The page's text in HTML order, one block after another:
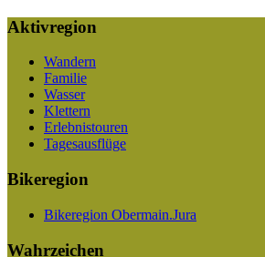
Aktivregion
Wandern
Familie
Wasser
Klettern
Erlebnistouren
Tagesausflüge
Bikeregion
Bikeregion Obermain.Jura
Wahrzeichen